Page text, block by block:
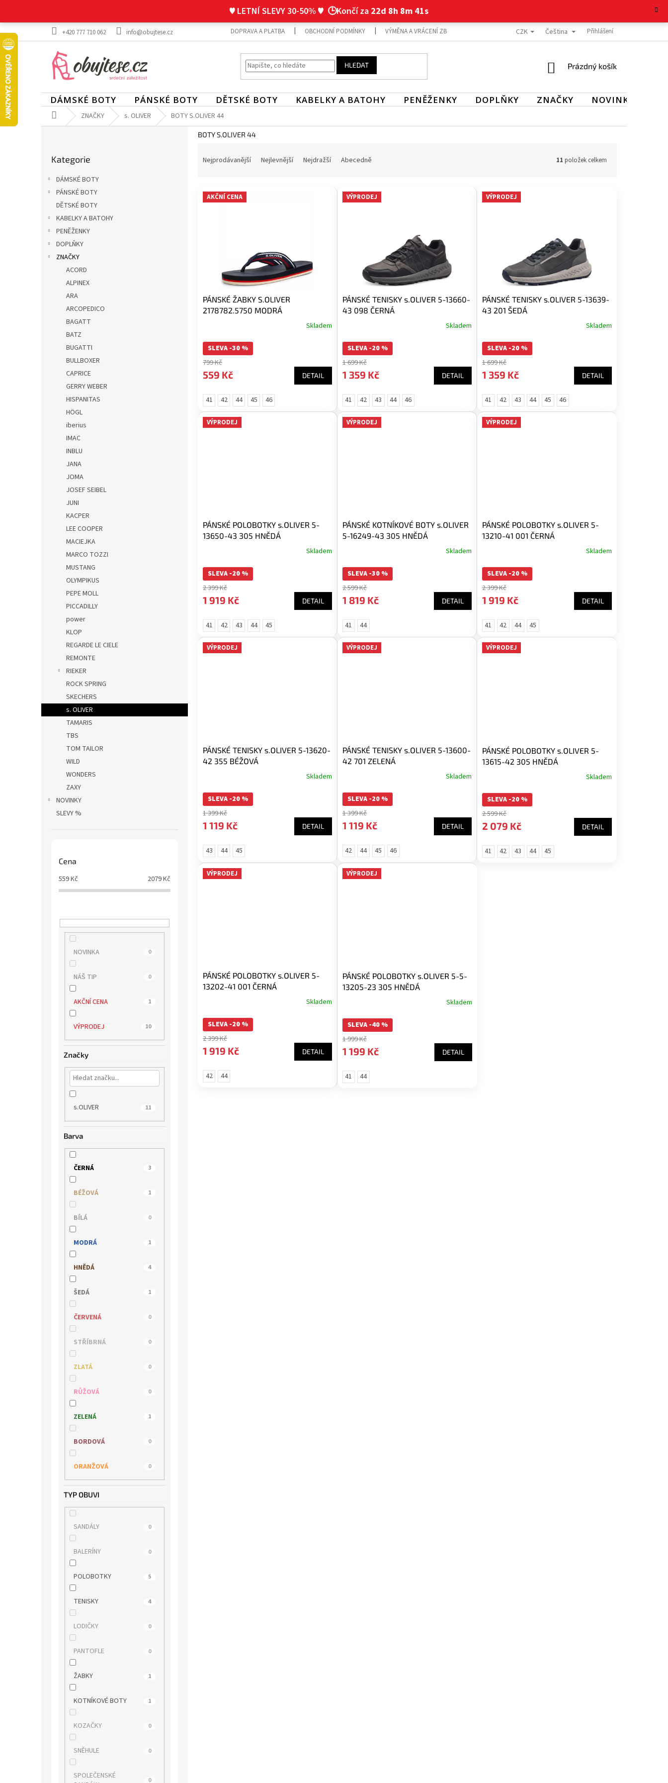
obsah
♥ LETNÍ SLEVY 30-50% ♥ 🕒Končí za 22d 8h 8m 40s
+420 777 710 062 info@obujtese.cz DOPRAVA A PLATBA OBCHODNÍ PODMÍNKY VÝMĚNA A VRÁCENÍ ZBOŽÍ REKLAMAČNÍ ŘÁD OCHRANA OSOBNÍCH ÚDAJŮ
CZK Čeština Přihlášení
HLEDAT
NÁKUPNÍ
Prázdný košík
DÁMSKÉ BOTY PÁNSKÉ BOTY DĚTSKÉ BOTY KABELKY A BATOHY PENĚŽENKY DOPLŇKY ZNAČKY NOVINKY
Domů ZNAČKY s. OLIVER BOTY S.OLIVER 44
kategorie
Kategorie
DÁMSKÉ BOTY
PÁNSKÉ BOTY
DĚTSKÉ BOTY
KABELKY A BATOHY
PENĚŽENKY
DOPLŇKY
ZNAČKY
ACORD
ALPINEX
ARA
ARCOPEDICO
BAGATT
BATZ
BUGATTI
BULLBOXER
CAPRICE
GERRY WEBER
HISPANITAS
HÖGL
iberius
IMAC
INBLU
JANA
JOMA
JOSEF SEIBEL
JUNI
KACPER
LEE COOPER
MACIEJKA
MARCO TOZZI
MUSTANG
OLYMPIKUS
PEPE MOLL
PICCADILLY
power
KLOP
REGARDE LE CIELE
REMONTE
RIEKER
ROCK SPRING
SKECHERS
s. OLIVER
TAMARIS
TBS
TOM TAILOR
WILD
WONDERS
ZAXY
NOVINKY
SLEVY %
Cena
559Kč 2079Kč
NOVINKA 0
NÁŠ TIP 0
AKČNÍ CENA 1
VÝPRODEJ 10
Značky
s.OLIVER 11
Barva
ČERNÁ 3
BÉŽOVÁ 1
BÍLÁ 0
MODRÁ 1
HNĚDÁ 4
ŠEDÁ 1
ČERVENÁ 0
STŘÍBRNÁ 0
ZLATÁ 0
RŮŽOVÁ 0
ZELENÁ 1
BORDOVÁ 0
ORANŽOVÁ 0
TYP OBUVI
SANDÁLY 0
BALERÍNY 0
POLOBOTKY 5
TENISKY 4
LODIČKY 0
PANTOFLE 0
ŽABKY 1
KOTNÍKOVÉ BOTY 1
KOZAČKY 0
SNĚHULE 0
SPOLEČENSKÉ
0
BOTY S.OLIVER 44
n
Nejprodávanější Nejlevnější Nejdražší Abecedně 11 položek celkem
V AKČNÍ CENA
PÁNSKÉ ŽABKY S.OLIVER
2178782.5750 MODRÁ
Skladem
SLEVA -30 %
799 Kč
559 Kč DETAIL
41 42 44 45 46
VÝPRODEJ
PÁNSKÉ TENISKY s.OLIVER 5-13660-
43 098 ČERNÁ
Skladem
SLEVA -20 %
1 699 Kč
1 359 Kč DETAIL
41 42 43 44 46
VÝPRODEJ
PÁNSKÉ TENISKY s.OLIVER 5-13639-
43 201 ŠEDÁ
Skladem
SLEVA -20 %
1 699 Kč
1 359 Kč DETAIL
41 42 43 44 45 46
VÝPRODEJ
PÁNSKÉ POLOBOTKY s.OLIVER 5-
13650-43 305 HNĚDÁ
Skladem
SLEVA -20 %
2 399 Kč
1 919 Kč DETAIL
41 42 43 44 45
VÝPRODEJ
PÁNSKÉ KOTNÍKOVÉ BOTY s.OLIVER
5-16249-43 305 HNĚDÁ
Skladem
SLEVA -30 %
2 599 Kč
1 819 Kč DETAIL
41 44
VÝPRODEJ
PÁNSKÉ POLOBOTKY s.OLIVER 5-
13210-41 001 ČERNÁ
Skladem
SLEVA -20 %
2 399 Kč
1 919 Kč DETAIL
41 42 44 45
VÝPRODEJ
PÁNSKÉ TENISKY s.OLIVER 5-13620-
42 355 BÉŽOVÁ
Skladem
SLEVA -20 %
1 399 Kč
1 119 Kč DETAIL
43 44 45
VÝPRODEJ
PÁNSKÉ TENISKY s.OLIVER 5-13600-
42 701 ZELENÁ
Skladem
SLEVA -20 %
1 399 Kč
1 119 Kč DETAIL
42 44 45 46
VÝPRODEJ
PÁNSKÉ POLOBOTKY s.OLIVER 5-
13615-42 305 HNĚDÁ
Skladem
SLEVA -20 %
2 599 Kč
2 079 Kč DETAIL
41 42 43 44 45
VÝPRODEJ
PÁNSKÉ POLOBOTKY s.OLIVER 5-
13202-41 001 ČERNÁ
Skladem
SLEVA -20 %
2 399 Kč
1 919 Kč DETAIL
42 44
VÝPRODEJ
PÁNSKÉ POLOBOTKY s.OLIVER 5-5-
13205-23 305 HNĚDÁ
Skladem
SLEVA -40 %
1 999 Kč
1 199 Kč DETAIL
41 44